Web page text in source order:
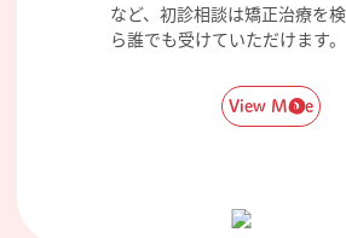
など、初診相談は矯正治療を
ら誰でも受けていただけます。
View More